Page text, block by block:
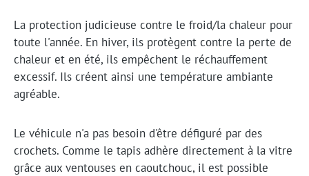
La protection judicieuse contre le froid/la chaleur pour
toute l'année. En hiver, ils protègent contre la perte de
chaleur et en été, ils empêchent le réchauffement
excessif. Ils créent ainsi une température ambiante
agréable.
Le véhicule n'a pas besoin d'être défiguré par des
crochets. Comme le tapis adhère directement à la vitre
grâce aux ventouses en caoutchouc, il est possible